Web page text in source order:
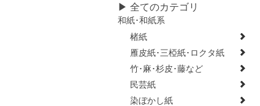
▶ 全てのカテゴリ
和紙･和紙系
楮紙
雁皮紙･三椏紙･ロクタ紙
竹･麻･杉皮･藤など
民芸紙
染ぼかし紙